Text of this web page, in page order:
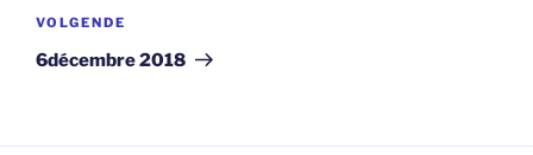
Volgend
bericht
VOLGENDE
6décembre 2018